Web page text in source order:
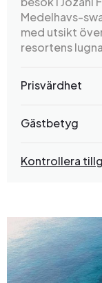
Medelhavs-
med utsikt
resortens
Prisvärdhet
Gästbetyg
Kontrollera